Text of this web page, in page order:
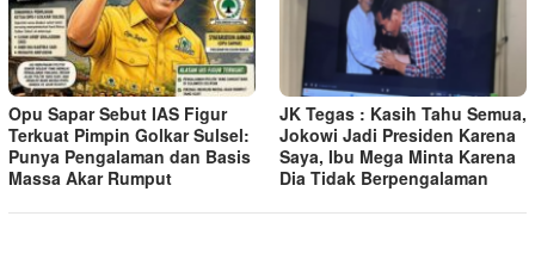
Opu Sapar Sebut IAS Figur
Terkuat Pimpin Golkar Sulsel:
Punya Pengalaman dan Basis
Massa Akar Rumput
JK Tegas : Kasih Tahu Semua,
Jokowi Jadi Presiden Karena
Saya, Ibu Mega Minta Karena
Dia Tidak Berpengalaman